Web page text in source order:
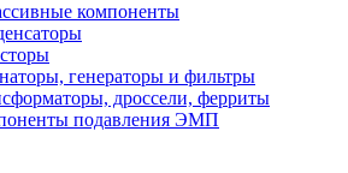
компоненты
генераторы и фильтры
дроссели, ферриты
подавления ЭМП